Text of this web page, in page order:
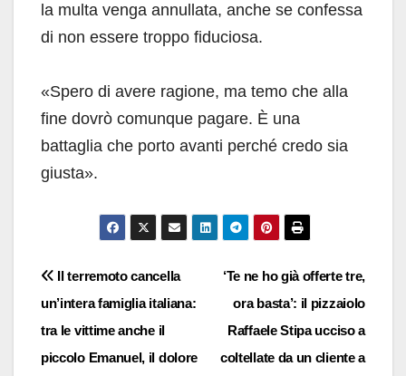
la multa venga annullata, anche se confessa
di non essere troppo fiduciosa.
«Spero di avere ragione, ma temo che alla
fine dovrò comunque pagare. È una
battaglia che porto avanti perché credo sia
giusta».
Navigazione
articoli
‘Te ne ho già offerte tre,
ora basta’: il pizzaiolo
Raffaele Stipa ucciso a
coltellate da un cliente a
Il terremoto cancella
un’intera famiglia italiana:
tra le vittime anche il
piccolo Emanuel, il dolore